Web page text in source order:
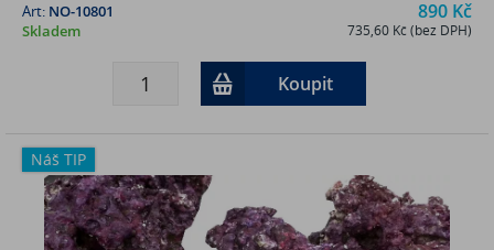
890 Kč
735,60 Kč (bez DPH)
Art: NO-10801
Skladem
Koupit
Náš TIP